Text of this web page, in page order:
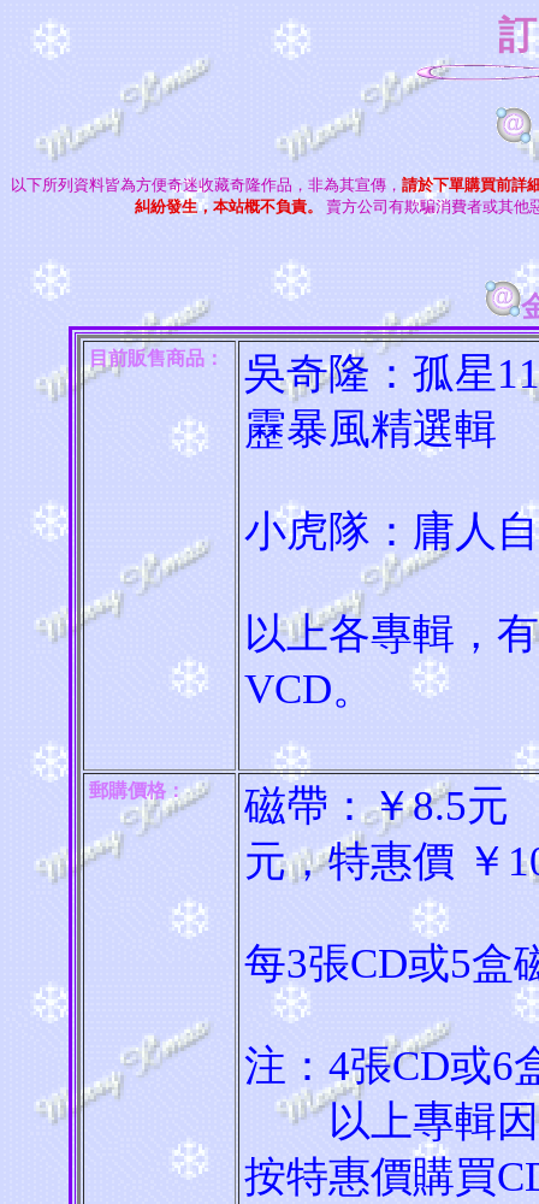
以下所列資料皆為方便奇迷收藏奇隆作品，非為其宣傳， 請於下單購買前詳
糾紛發生，本站概不負責。
賣方公司有欺騙消費者或其他
目前販售商品：
吳奇隆：孤星
靂暴風精選輯
小虎隊：庸人
以上各專輯，
VCD。
郵購價格：
磁帶：￥8.5
元，特惠價 ￥
每3張CD或5盒
注：4張CD或6
以上專輯因
按特惠價購買